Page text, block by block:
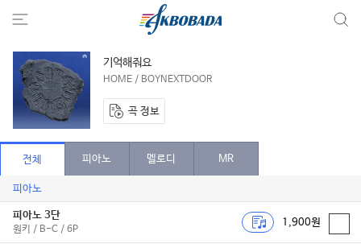
기억해줘요
HOME / BOYNEXTDOOR
곡 정보
전체 피아노 멜로디 MR
피아노
피아노 3단
원키 / B-C / 6P
1,900원